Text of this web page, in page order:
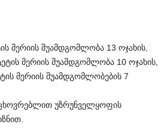
მერიის შუამდგომლობა 13 ოჯახის,
მერიის შუამდგომლობა 10 ოჯახის,
მერიის შუამდგომლობების 7
უზრუნველყოფის